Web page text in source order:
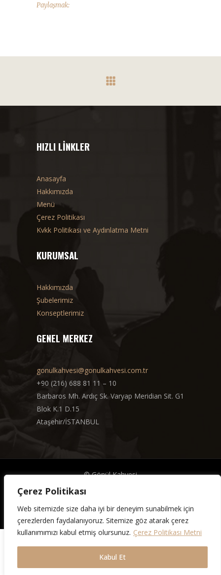
Çerez Politikası
Web sitemizde size daha iyi bir deneyim sunabilmek için
çerezlerden faydalanıyoruz. Sitemize göz atarak çerez
kullanımımızı kabul etmiş olursunuz. Çerez Politikası Metni
Kabul Et
Paylaşmak:
HIZLI LINKLER
Anasayfa
Hakkımızda
Menü
Çerez Politikası
Kvkk Politikası ve Aydınlatma Metni
KURUMSAL
Hakkımızda
Şubelerimiz
Konseptlerimiz
GENEL MERKEZ
gonulkahvesi@gonulkahvesi.com.tr
+90 (216) 688 81 11 – 10
Barbaros Mh. Ardıç Sk. Varyap Meridian Sit. G1
Blok K.1 D.15
Ataşehir/İSTANBUL
© Gönül Kahvesi